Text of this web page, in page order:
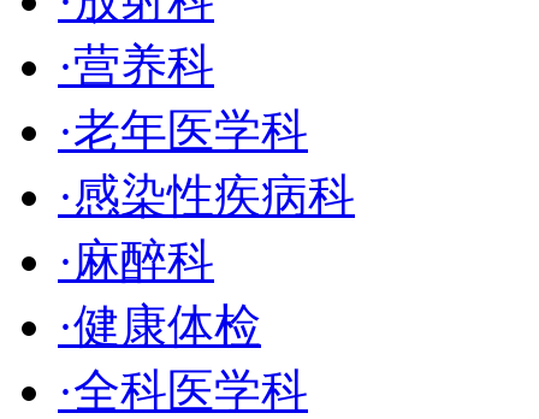
·营养科
·老年医学科
·感染性疾病科
·麻醉科
·健康体检
·全科医学科